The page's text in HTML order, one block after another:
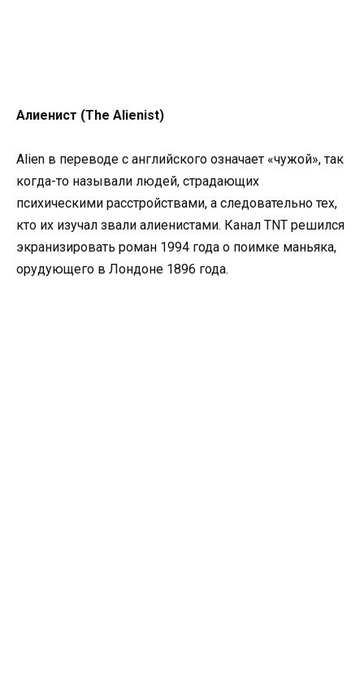
Алиенист (The Alienist)
Alien в переводе с английского означает «чужой», так
когда-то называли людей, страдающих
психическими расстройствами, а следовательно тех,
кто их изучал звали алиенистами. Канал TNT решился
экранизировать роман 1994 года о поимке маньяка,
орудующего в Лондоне 1896 года.